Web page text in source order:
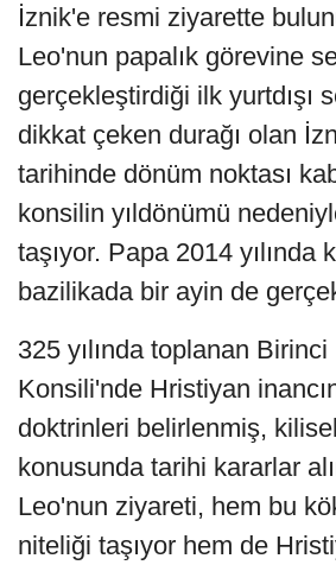
İznik'e resmi ziyarette
Leo'nun papalık görevine
gerçekleştirdiği ilk yurtdışı
dikkat çeken durağı olan
tarihinde dönüm noktası
konsilin yıldönümü
taşıyor. Papa 2014 yılında
bazilikada bir ayin de
325 yılında toplanan
Konsili'nde Hristiyan
doktrinleri belirlenmiş,
konusunda tarihi kararlar
Leo'nun ziyareti, hem bu
niteliği taşıyor hem de